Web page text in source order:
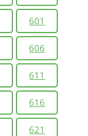
601
606
611
616
621